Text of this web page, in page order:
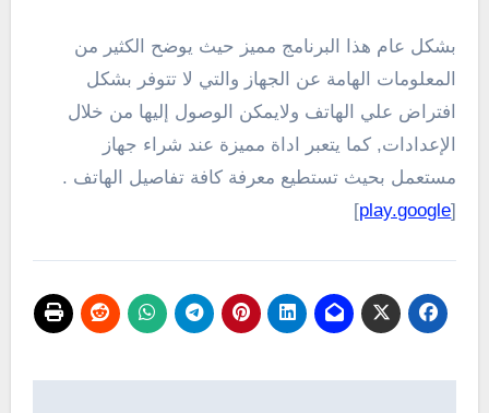
بشكل عام هذا البرنامج مميز حيث يوضح الكثير من
المعلومات الهامة عن الجهاز والتي لا تتوفر بشكل
افتراض علي الهاتف ولايمكن الوصول إليها من خلال
الإعدادات, كما يتعبر اداة مميزة عند شراء جهاز
مستعمل بحيث تستطيع معرفة كافة تفاصيل الهاتف .
[
play.google
]